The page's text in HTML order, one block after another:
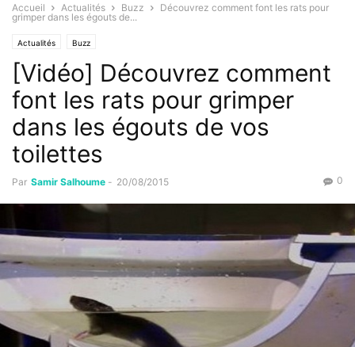
Accueil Actualités Buzz
Découvrez comment font les rats pour
grimper dans les égouts de...
Actualités Buzz
[Vidéo] Découvrez comment
font les rats pour grimper
dans les égouts de vos
toilettes
Par Samir Salhoume - 20/08/2015 0